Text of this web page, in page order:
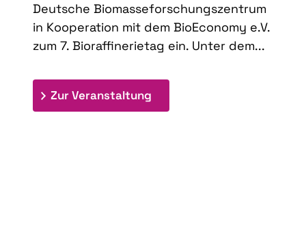
Deutsche Biomasseforschungszentrum
in Kooperation mit dem BioEconomy e.V.
zum 7. Bioraffinerietag ein. Unter dem...
Zur Veranstaltung